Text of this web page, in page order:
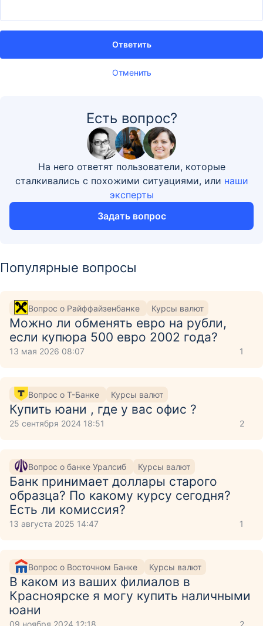
Отменить
Ответить
Есть вопрос?
На него ответят пользователи, которые
сталкивались с похожими ситуациями, или наши
эксперты
Задать вопрос
Популярные вопросы
Вопрос о Райффайзенбанке Курсы валют
Можно ли обменять евро на рубли,
если купюра 500 евро 2002 года?
13 мая 2026 08:07 1
Вопрос о Т-Банке Курсы валют
Купить юани , где у вас офис ?
25 сентября 2024 18:51 2
Вопрос о банке Уралсиб Курсы валют
Банк принимает доллары старого
образца? По какому курсу сегодня?
Есть ли комиссия?
13 августа 2025 14:47 1
Вопрос о Восточном Банке Курсы валют
В каком из ваших филиалов в
Красноярске я могу купить наличными
юани
09 ноября 2024 12:18 2